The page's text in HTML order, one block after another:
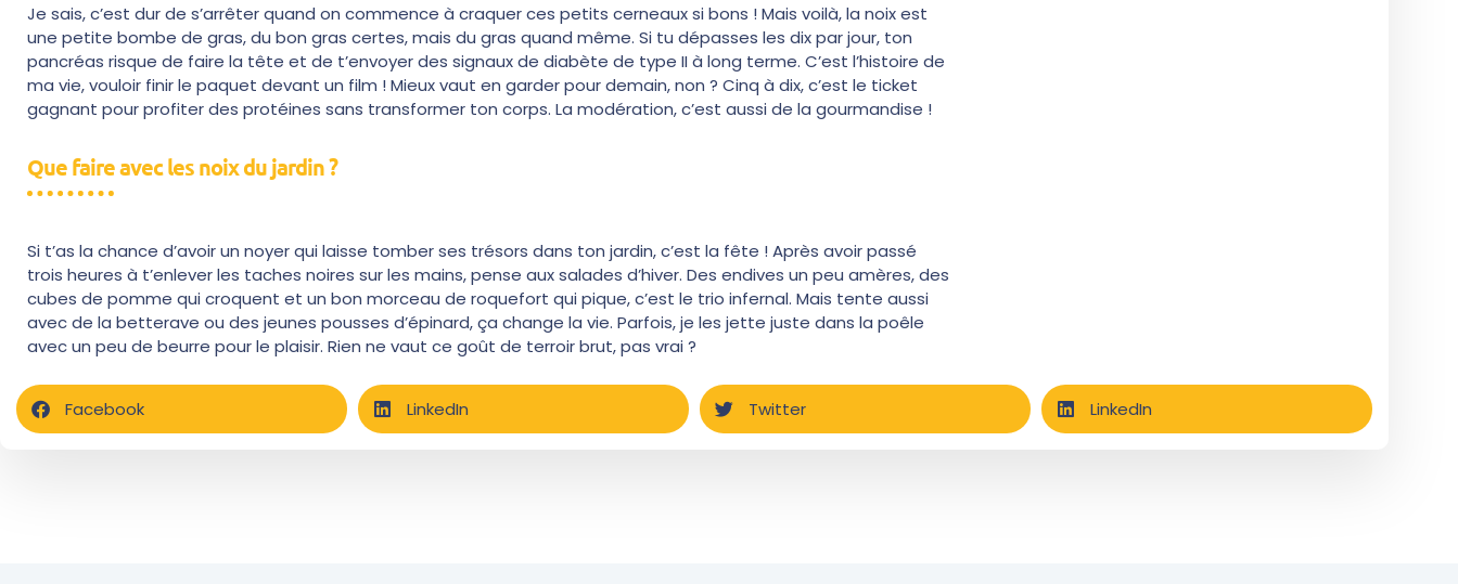
Je sais, c’est dur de s’arrêter quand on commence à craquer ces petits cerneaux si bons ! Mais voilà, la noix est
une petite bombe de gras, du bon gras certes, mais du gras quand même. Si tu dépasses les dix par jour, ton
pancréas risque de faire la tête et de t’envoyer des signaux de diabète de type II à long terme. C’est l’histoire de
ma vie, vouloir finir le paquet devant un film ! Mieux vaut en garder pour demain, non ? Cinq à dix, c’est le ticket
gagnant pour profiter des protéines sans transformer ton corps. La modération, c’est aussi de la gourmandise !
Que faire avec les noix du jardin ?
Si t’as la chance d’avoir un noyer qui laisse tomber ses trésors dans ton jardin, c’est la fête ! Après avoir passé
trois heures à t’enlever les taches noires sur les mains, pense aux salades d’hiver. Des endives un peu amères, des
cubes de pomme qui croquent et un bon morceau de roquefort qui pique, c’est le trio infernal. Mais tente aussi
avec de la betterave ou des jeunes pousses d’épinard, ça change la vie. Parfois, je les jette juste dans la poêle
avec un peu de beurre pour le plaisir. Rien ne vaut ce goût de terroir brut, pas vrai ?
Facebook LinkedIn Twitter LinkedIn